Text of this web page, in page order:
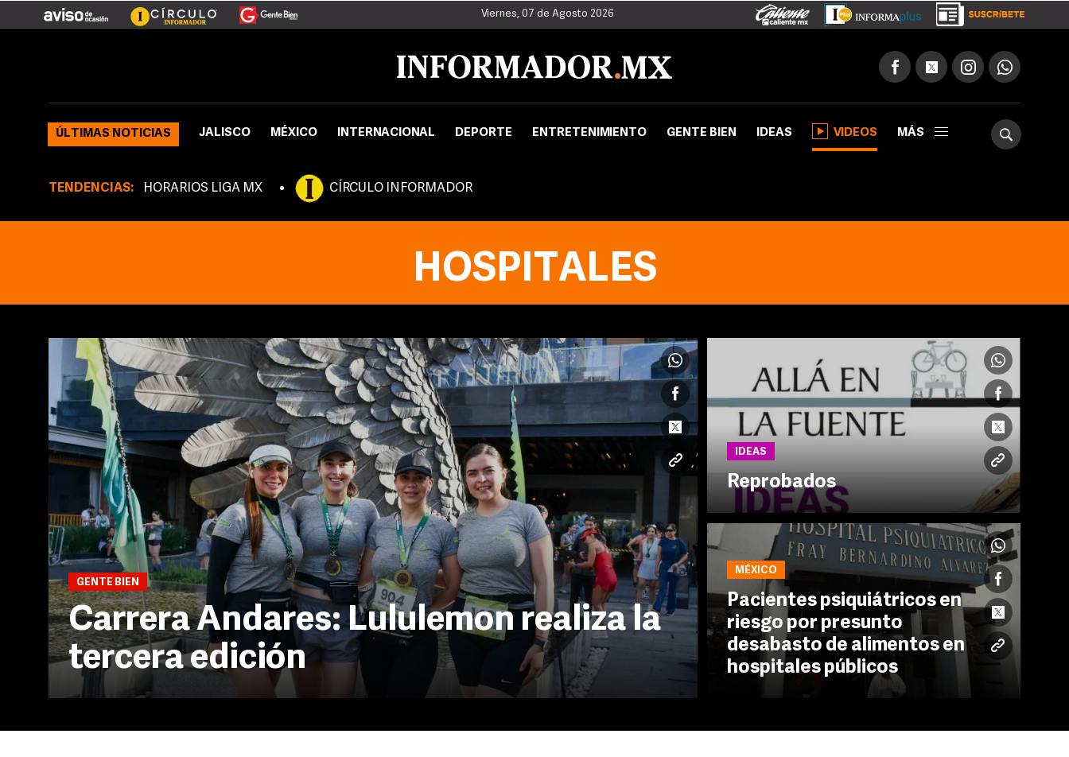
Viernes, 07 de Agosto 2026
ÚLTIMAS NOTICIAS JALISCO MÉXICO INTERNACIONAL DEPORTE ENTRETENIMIENTO GENTE BIEN IDEAS VIDEOS MÁS
TENDENCIAS: HORARIOS LIGA MX CÍRCULO INFORMADOR
HOSPITALES
GENTE BIEN
Carrera Andares: Lululemon realiza la
tercera edición
IDEAS
Reprobados
MÉXICO
Pacientes psiquiátricos en
riesgo por presunto
desabasto de alimentos en
hospitales públicos